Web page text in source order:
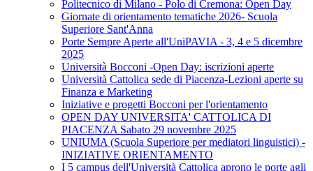
Politecnico di Milano - Polo di Cremona: Open Day
Giornate di orientamento tematiche 2026- Scuola
Superiore Sant'Anna
Porte Sempre Aperte all'UniPAVIA - 3, 4 e 5 dicembre
2025
Università Bocconi -Open Day: iscrizioni aperte
Università Cattolica sede di Piacenza-Lezioni aperte su
Finanza e Marketing
Iniziative e progetti Bocconi per l'orientamento
OPEN DAY UNIVERSITA' CATTOLICA DI
PIACENZA Sabato 29 novembre 2025
UNIUMA (Scuola Superiore per mediatori linguistici) -
INIZIATIVE ORIENTAMENTO
I 5 campus dell'Università Cattolica aprono le porte agli